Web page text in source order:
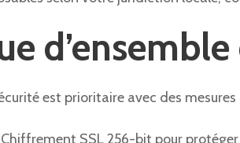
est prioritaire avec des
Chiffrement SSL 256-bit pour